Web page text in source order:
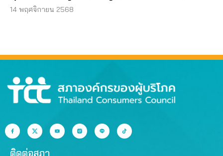
จังหวัด’
14 พฤศจิกายน 2568
ติดต่อสภา